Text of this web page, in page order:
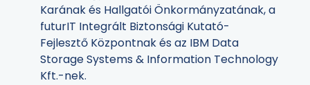
Karának és Hallgatói Önkormányzatának, a
futurIT Integrált Biztonsági Kutató-
Fejlesztő Központnak és az IBM Data
Storage Systems & Information Technology
Kft.-nek.